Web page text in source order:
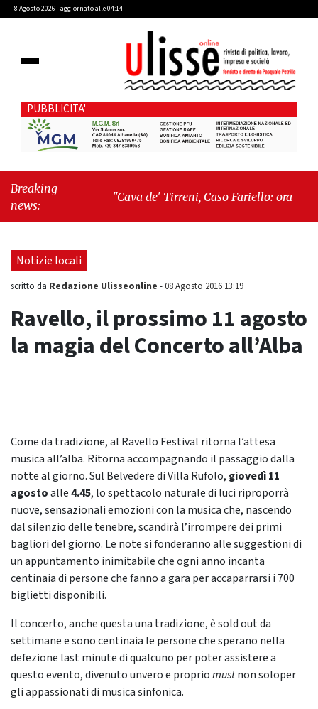
8 Agosto 2026 - aggiornato alle 04:14
PUBBLICITA'
Breaking
news:
"Cava de' Tirreni, Caso Fariello: ora torniamo
esiste"
Notizie locali
scritto da Redazione Ulisseonline -08 Agosto 2016 13:19
Ravello, il prossimo 11 agosto
la magia del Concerto all’Alba
Come da tradizione, al Ravello Festival ritorna l’attesa
musica all’alba. Ritorna accompagnando il passaggio dalla
notte al giorno. Sul Belvedere di Villa Rufolo, giovedì 11
agostoalle4.45, lo spettacolo naturale di luci riproporrà
nuove, sensazionali emozioni con la musica che, nascendo
dal silenzio delle tenebre, scandirà l’irrompere dei primi
bagliori del giorno. Le note si fonderanno alle suggestioni di
un appuntamento inimitabile che ogni anno incanta
centinaia di persone che fanno a gara per accaparrarsi i 700
biglietti disponibili.
Il concerto, anche questa una tradizione, è sold out da
settimane e sono centinaia le persone che sperano nella
defezione last minute di qualcuno per poter assistere a
questo evento, divenuto unvero e propriomustnon soloper
gli appassionati di musica sinfonica.